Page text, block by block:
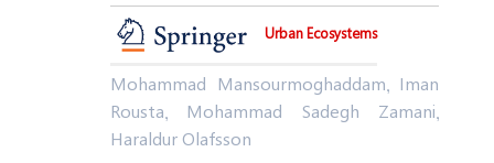
Urban Ecosystems
Mohammad Mansourmoghaddam, Iman
Rousta, Mohammad Sadegh Zamani,
Haraldur Olafsson